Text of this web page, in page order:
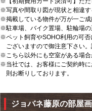
※写真や間取り図が現状と相違す
※掲載している物件が万が一ご成
※駐車場、バイク置場、駐輪場の
※ペット飼育やSOHO利用の可否
ございますので御注意下さい
※こちら以外にも空室がある場合
※当社では、お客様にご契約時
則お断りしております。
ジョバネ藤原の部屋